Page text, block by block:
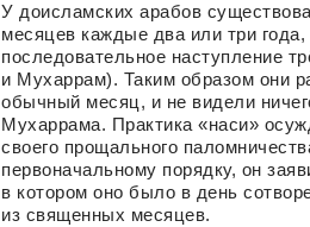
У доисламских арабов
месяцев каждые два или три
последовательное наступление
и Мухаррам). Таким образом они
обычный месяц, и не видели
Мухаррама. Практика «наси»
своего прощального
первоначальному порядку, он
в котором оно было в день
из священных месяцев.